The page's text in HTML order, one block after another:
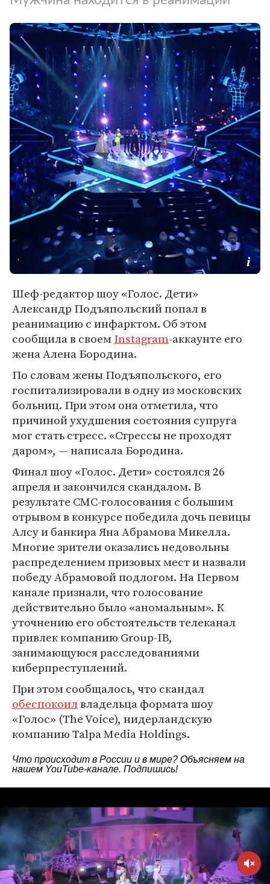
Шеф-редактор шоу «Голос. Дети»
Александр Подъяпольский попал в
реанимацию с инфарктом. Об этом
сообщила в своемInstagram-аккаунте его
жена Алена Бородина.
По словам жены Подъяпольского, его
госпитализировали в одну из московских
больниц. При этом она отметила, что
причиной ухудшения состояния супруга
мог стать стресс. «Стрессы не проходят
даром», — написала Бородина.
Финал шоу «Голос. Дети» состоялся 26
апреля и закончился скандалом. В
результате СМС-голосования с большим
отрывом в конкурсе победила дочь певицы
Алсу и банкира Яна Абрамова Микелла.
Многие зрители оказались недовольны
распределением призовых мест и назвали
победу Абрамовой подлогом. На Первом
канале признали, что голосование
действительно было «аномальным». К
уточнению его обстоятельств телеканал
привлек компанию Group-IB,
занимающуюся расследованиями
киберпреступлений.
При этом сообщалось, что скандал
обеспокоилвладельца формата шоу
«Голос» (The Voice), нидерландскую
компанию Talpa Media Holdings.
Что происходит в России и в мире? Объясняем на
нашем YouTube-канале. Подпишись!